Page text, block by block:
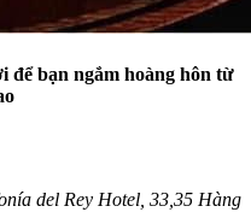
để bạn ngắm hoàng hôn từ
del Rey Hotel, 33,35 Hàng